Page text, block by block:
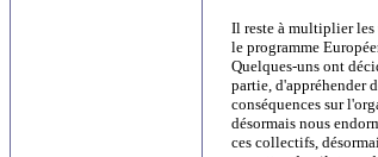
Il reste à multiplier les
le programme
Quelques-uns ont
partie, d'appréhender
conséquences sur
désormais nous
ces collectifs,